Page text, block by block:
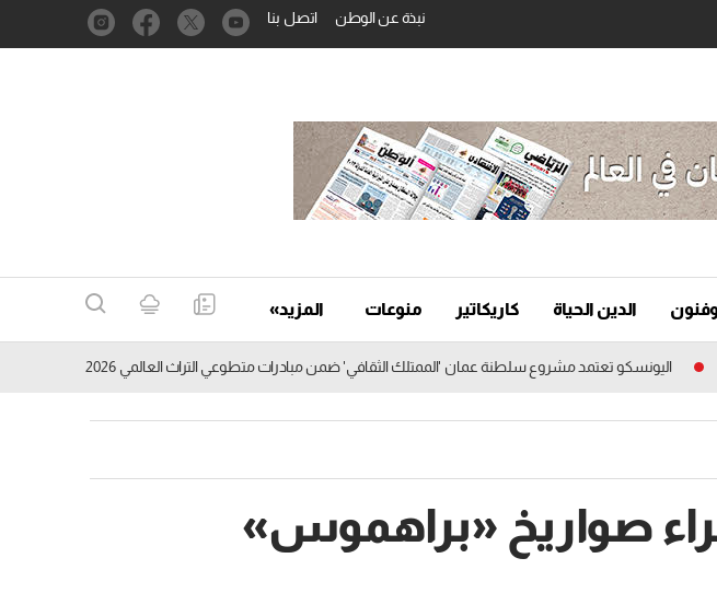
نبذة عن الوطن اتصل بنا
الدين الحياة كاريكاتير منوعات المزيد»
اليونسكو تعتمد مشروع سلطنة عمان 'الممتلك الثقافي' ضمن مبادرات متطوعي التراث العالمي 2026
صواريخ «براهموس»